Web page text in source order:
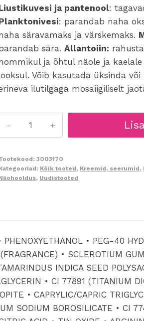
ja pantenool:
: parandab naha
säravamaks ja värskemaks.
sära.Allantoiin:
ja õhtul näole ja kaelale
Võib kasutada üksinda
ilutilgaga mosaiigiliselt
3003170
Kõik tooted, Kreemid, seerumid,
, Uudistooted
• PEG-40
• SCLEROTIUM
INDICA SEED
• CI 77891 (TITANIUM
• CAPRYLIC/CAPRIC
SODIUM BOROSILICATE • CI